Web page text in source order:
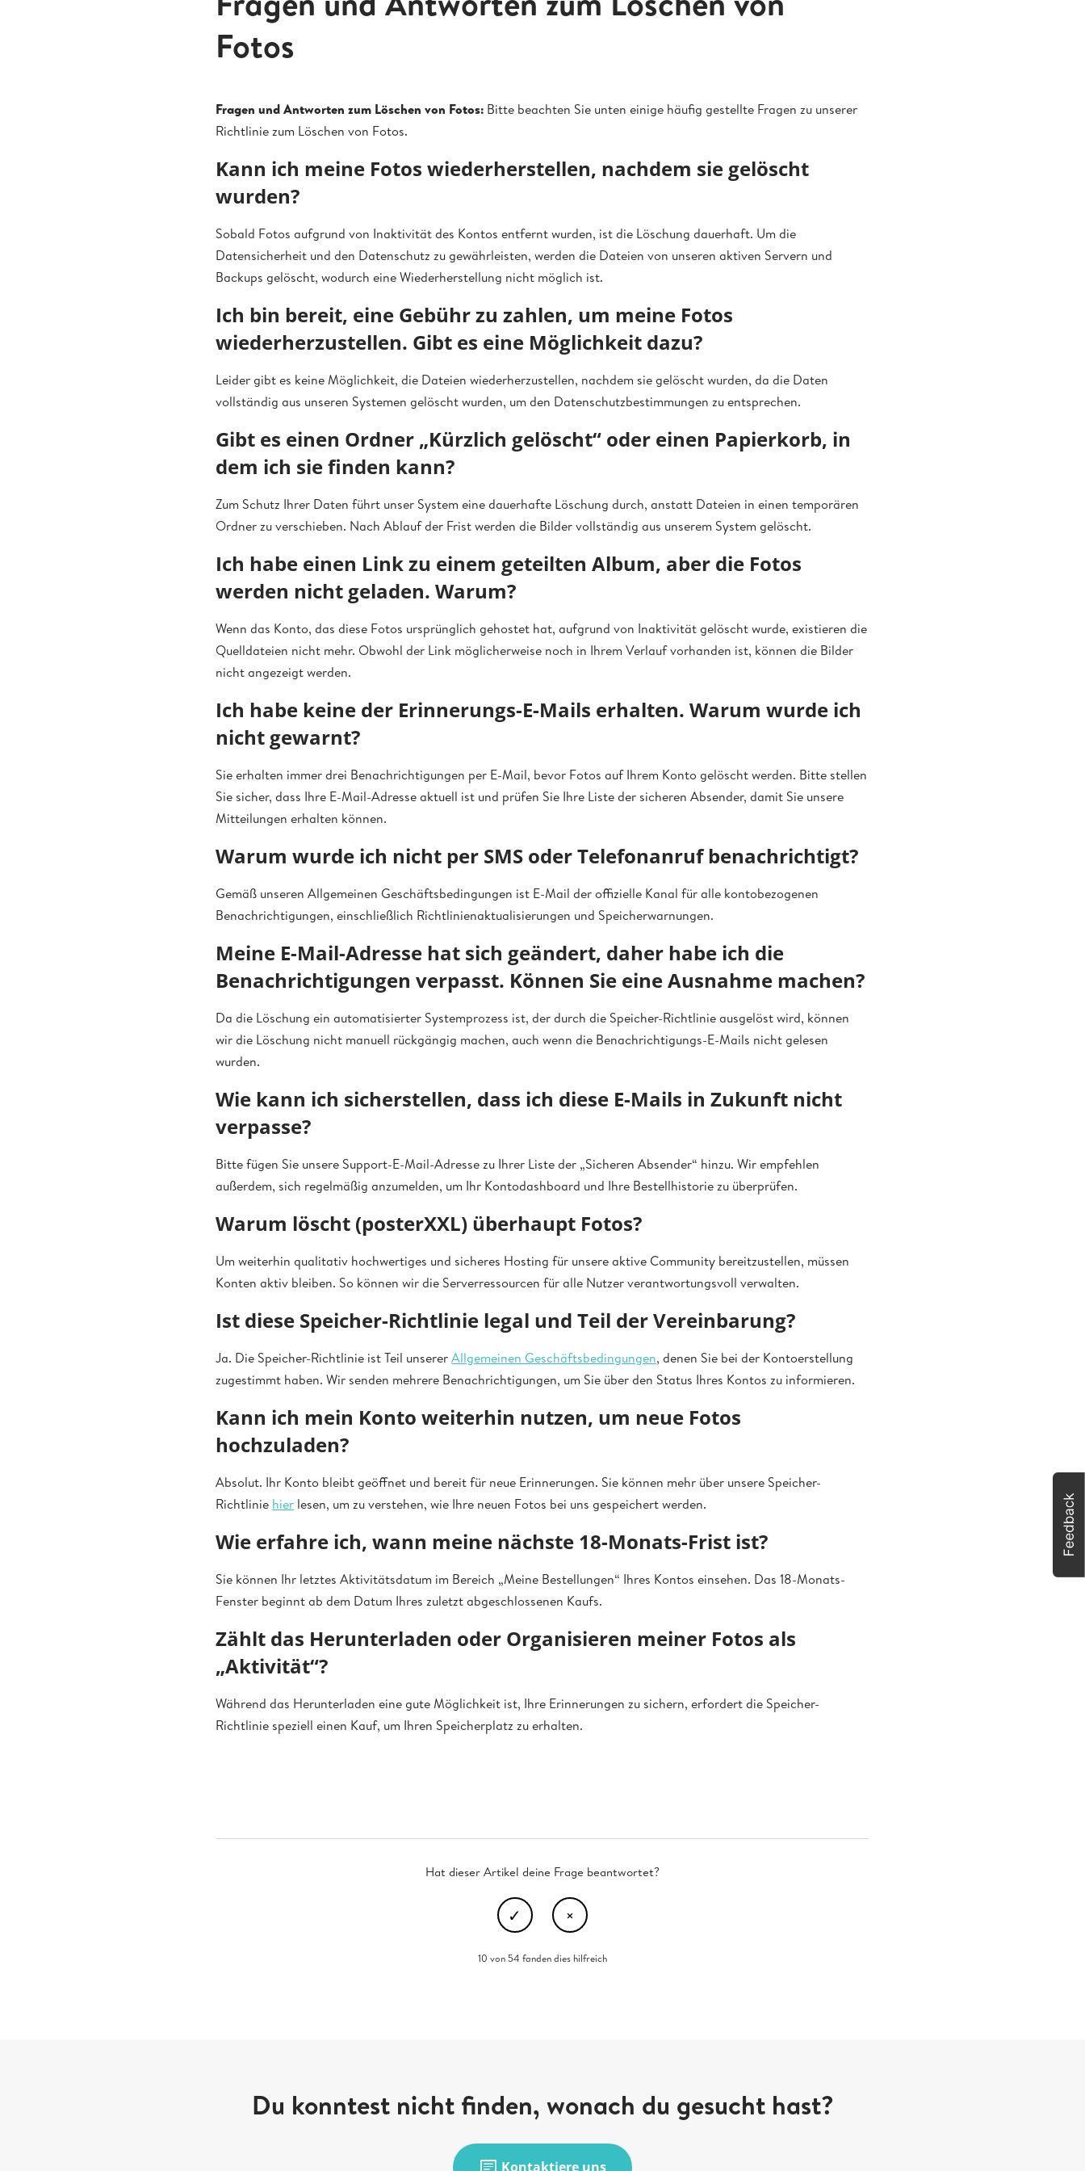
Fotos
Fragen und Antworten zum Löschen von Fotos: Bitte beachten Sie unten einige häufig gestellte Fragen zu unserer
Richtlinie zum Löschen von Fotos.
Kann ich meine Fotos wiederherstellen, nachdem sie gelöscht
wurden?
Sobald Fotos aufgrund von Inaktivität des Kontos entfernt wurden, ist die Löschung dauerhaft. Um die
Datensicherheit und den Datenschutz zu gewährleisten, werden die Dateien von unseren aktiven Servern und
Backups gelöscht, wodurch eine Wiederherstellung nicht möglich ist.
Ich bin bereit, eine Gebühr zu zahlen, um meine Fotos
wiederherzustellen. Gibt es eine Möglichkeit dazu?
Leider gibt es keine Möglichkeit, die Dateien wiederherzustellen, nachdem sie gelöscht wurden, da die Daten
vollständig aus unseren Systemen gelöscht wurden, um den Datenschutzbestimmungen zu entsprechen.
Gibt es einen Ordner „Kürzlich gelöscht“ oder einen Papierkorb, in
dem ich sie finden kann?
Zum Schutz Ihrer Daten führt unser System eine dauerhafte Löschung durch, anstatt Dateien in einen temporären
Ordner zu verschieben. Nach Ablauf der Frist werden die Bilder vollständig aus unserem System gelöscht.
Ich habe einen Link zu einem geteilten Album, aber die Fotos
werden nicht geladen. Warum?
Wenn das Konto, das diese Fotos ursprünglich gehostet hat, aufgrund von Inaktivität gelöscht wurde, existieren die
Quelldateien nicht mehr. Obwohl der Link möglicherweise noch in Ihrem Verlauf vorhanden ist, können die Bilder
nicht angezeigt werden.
Ich habe keine der Erinnerungs-E-Mails erhalten. Warum wurde ich
nicht gewarnt?
Sie erhalten immer drei Benachrichtigungen per E-Mail, bevor Fotos auf Ihrem Konto gelöscht werden. Bitte stellen
Sie sicher, dass Ihre E-Mail-Adresse aktuell ist und prüfen Sie Ihre Liste der sicheren Absender, damit Sie unsere
Mitteilungen erhalten können.
Warum wurde ich nicht per SMS oder Telefonanruf benachrichtigt?
Gemäß unseren Allgemeinen Geschäftsbedingungen ist E-Mail der offizielle Kanal für alle kontobezogenen
Benachrichtigungen, einschließlich Richtlinienaktualisierungen und Speicherwarnungen.
Meine E-Mail-Adresse hat sich geändert, daher habe ich die
Benachrichtigungen verpasst. Können Sie eine Ausnahme machen?
Da die Löschung ein automatisierter Systemprozess ist, der durch die Speicher-Richtlinie ausgelöst wird, können
wir die Löschung nicht manuell rückgängig machen, auch wenn die Benachrichtigungs-E-Mails nicht gelesen
wurden.
Wie kann ich sicherstellen, dass ich diese E-Mails in Zukunft nicht
verpasse?
Bitte fügen Sie unsere Support-E-Mail-Adresse zu Ihrer Liste der „Sicheren Absender“ hinzu. Wir empfehlen
außerdem, sich regelmäßig anzumelden, um Ihr Kontodashboard und Ihre Bestellhistorie zu überprüfen.
Warum löscht (posterXXL) überhaupt Fotos?
Um weiterhin qualitativ hochwertiges und sicheres Hosting für unsere aktive Community bereitzustellen, müssen
Konten aktiv bleiben. So können wir die Serverressourcen für alle Nutzer verantwortungsvoll verwalten.
Ist diese Speicher-Richtlinie legal und Teil der Vereinbarung?
Ja. Die Speicher-Richtlinie ist Teil unsererAllgemeinen Geschäftsbedingungen, denen Sie bei der Kontoerstellung
zugestimmt haben. Wir senden mehrere Benachrichtigungen, um Sie über den Status Ihres Kontos zu informieren.
Kann ich mein Konto weiterhin nutzen, um neue Fotos
hochzuladen?
Absolut. Ihr Konto bleibt geöffnet und bereit für neue Erinnerungen. Sie können mehr über unsere Speicher-
Richtlinie hier lesen, um zu verstehen, wie Ihre neuen Fotos bei uns gespeichert werden.
Wie erfahre ich, wann meine nächste 18-Monats-Frist ist?
Sie können Ihr letztes Aktivitätsdatum im Bereich „Meine Bestellungen“ Ihres Kontos einsehen. Das 18-Monats-
Fenster beginnt ab dem Datum Ihres zuletzt abgeschlossenen Kaufs.
Zählt das Herunterladen oder Organisieren meiner Fotos als
„Aktivität“?
Während das Herunterladen eine gute Möglichkeit ist, Ihre Erinnerungen zu sichern, erfordert die Speicher-
Richtlinie speziell einen Kauf, um Ihren Speicherplatz zu erhalten.
Hat dieser Artikel deine Frage beantwortet?
10 von 54 fanden dies hilfreich
Du konntest nicht finden, wonach du gesucht hast?
Kontaktiere uns